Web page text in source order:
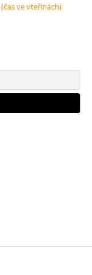
(čas ve vteřinách)